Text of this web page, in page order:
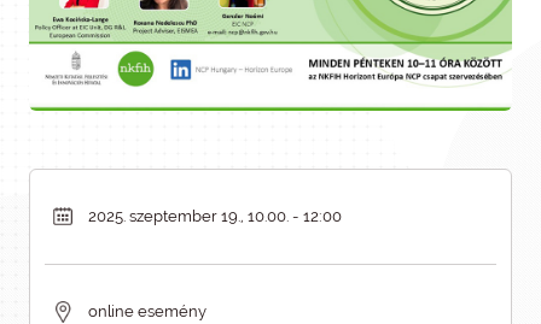
2025. szeptember 19., 10.00. - 12:00
online esemény